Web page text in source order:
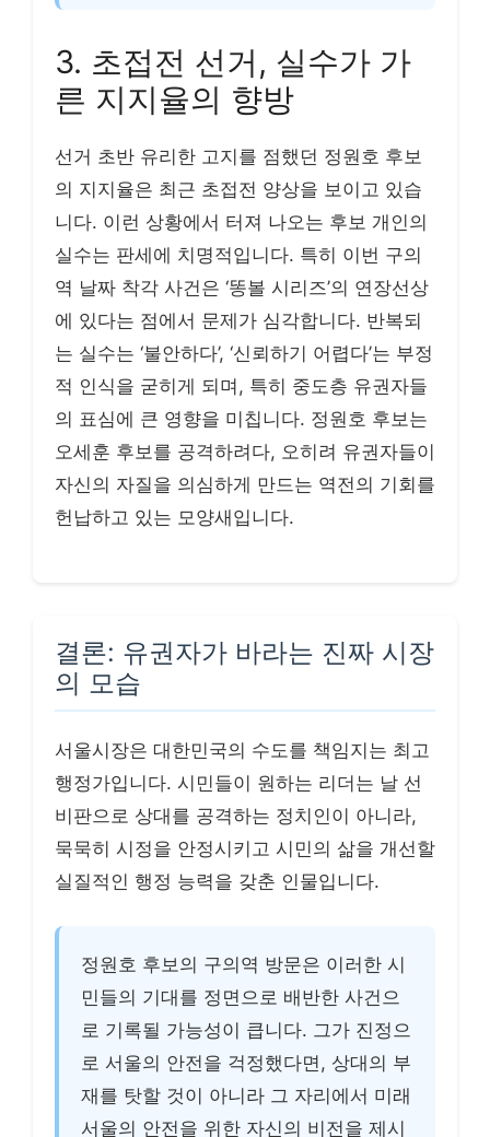
3. 초접전 선거, 실수가 가
른 지지율의 향방
선거 초반 유리한 고지를 점했던 정원호 후보
의 지지율은 최근 초접전 양상을 보이고 있습
니다. 이런 상황에서 터져 나오는 후보 개인의
실수는 판세에 치명적입니다. 특히 이번 구의
역 날짜 착각 사건은 ‘똥볼 시리즈’의 연장선상
에 있다는 점에서 문제가 심각합니다. 반복되
는 실수는 ‘불안하다’, ‘신뢰하기 어렵다’는 부정
적 인식을 굳히게 되며, 특히 중도층 유권자들
의 표심에 큰 영향을 미칩니다. 정원호 후보는
오세훈 후보를 공격하려다, 오히려 유권자들이
자신의 자질을 의심하게 만드는 역전의 기회를
헌납하고 있는 모양새입니다.
결론: 유권자가 바라는 진짜 시장
의 모습
서울시장은 대한민국의 수도를 책임지는 최고
행정가입니다. 시민들이 원하는 리더는 날 선
비판으로 상대를 공격하는 정치인이 아니라,
묵묵히 시정을 안정시키고 시민의 삶을 개선할
실질적인 행정 능력을 갖춘 인물입니다.
정원호 후보의 구의역 방문은 이러한 시
민들의 기대를 정면으로 배반한 사건으
로 기록될 가능성이 큽니다. 그가 진정으
로 서울의 안전을 걱정했다면, 상대의 부
재를 탓할 것이 아니라 그 자리에서 미래
서울의 안전을 위한 자신의 비전을 제시